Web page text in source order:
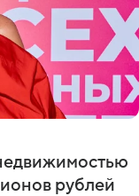
рублей